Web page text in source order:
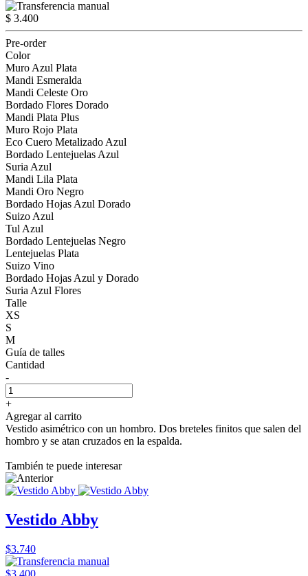
$ 3.400
Pre-order
Color
Muro Azul Plata
Mandi Esmeralda
Mandi Celeste Oro
Bordado Flores Dorado
Mandi Plata Plus
Muro Rojo Plata
Eco Cuero Metalizado Azul
Bordado Lentejuelas Azul
Suria Azul
Mandi Lila Plata
Mandi Oro Negro
Bordado Hojas Azul Dorado
Suizo Azul
Tul Azul
Bordado Lentejuelas Negro
Lentejuelas Plata
Suizo Vino
Bordado Hojas Azul y Dorado
Suria Azul Flores
Talle
XS
S
M
Guía de talles
Cantidad
-
+
Agregar al carrito
Vestido asimétrico con un hombro. Dos breteles finitos que salen del
hombro y se atan cruzados en la espalda.
También te puede interesar
Vestido Abby
$3.740
$3.400